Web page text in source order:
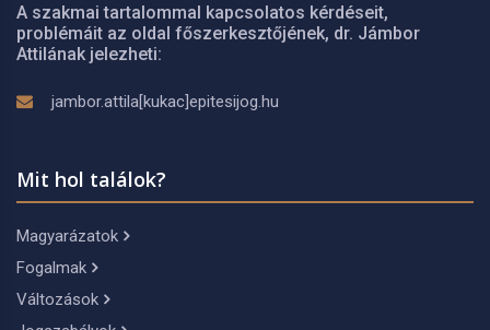
A szakmai tartalommal kapcsolatos kérdéseit,
problémáit az oldal főszerkesztőjének, dr. Jámbor
Attilának jelezheti:
jambor.attila[kukac]epitesijog.hu
Mit hol találok?
Magyarázatok
Fogalmak
Változások